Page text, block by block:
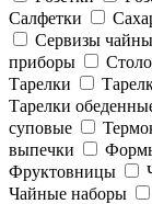
Салфетки
Сервизы
приборы
Тарелки
Тарелки
суповые
выпечки
Фруктовницы
Чайные наборы